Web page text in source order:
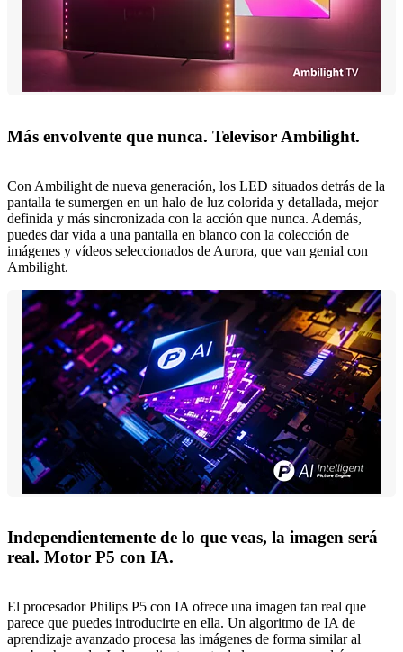
Más envolvente que nunca. Televisor Ambilight.
Con Ambilight de nueva generación, los LED situados detrás de la
pantalla te sumergen en un halo de luz colorida y detallada, mejor
definida y más sincronizada con la acción que nunca. Además,
puedes dar vida a una pantalla en blanco con la colección de
imágenes y vídeos seleccionados de Aurora, que van genial con
Ambilight.
Independientemente de lo que veas, la imagen será
real. Motor P5 con IA.
El procesador Philips P5 con IA ofrece una imagen tan real que
parece que puedes introducirte en ella. Un algoritmo de IA de
aprendizaje avanzado procesa las imágenes de forma similar al